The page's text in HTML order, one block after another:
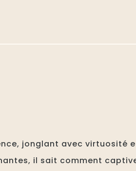
jonglant avec virtuosité
il sait comment